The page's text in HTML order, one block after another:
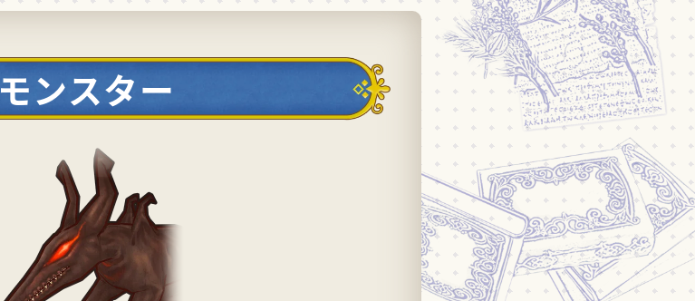
モンスター